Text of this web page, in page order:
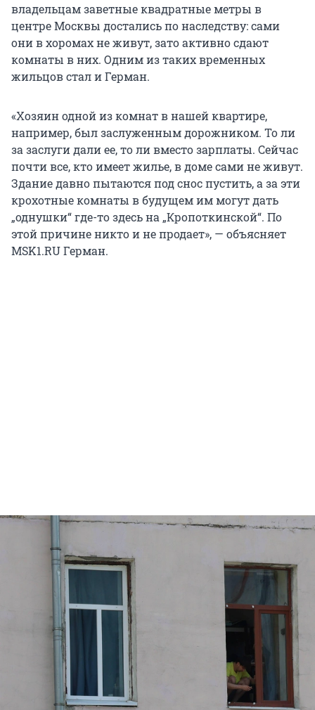
владельцам заветные квадратные метры в
центре Москвы достались по наследству: сами
они в хоромах не живут, зато активно сдают
комнаты в них. Одним из таких временных
жильцов стал и Герман.
«Хозяин одной из комнат в нашей квартире,
например, был заслуженным дорожником. То ли
за заслуги дали ее, то ли вместо зарплаты. Сейчас
почти все, кто имеет жилье, в доме сами не живут.
Здание давно пытаются под снос пустить, а за эти
крохотные комнаты в будущем им могут дать
„однушки“ где-то здесь на „Кропоткинской“. По
этой причине никто и не продает», — объясняет
MSK1.RU Герман.